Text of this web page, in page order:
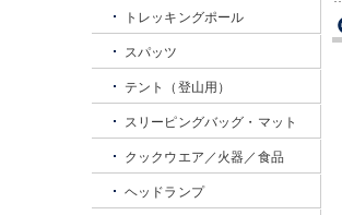
トレッキングポール
スパッツ
テント（登山用）
スリーピングバッグ・マット
クックウエア／火器／食品
ヘッドランプ